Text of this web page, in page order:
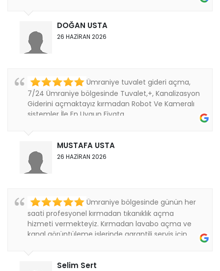
DOĞAN USTA
26 HAZİRAN 2026
Ümraniye tuvalet gideri açma,
7/24 Ümraniye bölgesinde Tuvalet,+, Kanalizasyon
Giderini açmaktayız kırmadan Robot Ve Kameralı
sistemler İle En Uygun Fiyata ....
MUSTAFA USTA
26 HAZİRAN 2026
Ümraniye bölgesinde günün her
saati profesyonel kırmadan tıkanıklık açma
hizmeti vermekteyiz. Kırmadan lavabo açma ve
kanal görüntüleme işlerinde garantili servis için
Selim Sert